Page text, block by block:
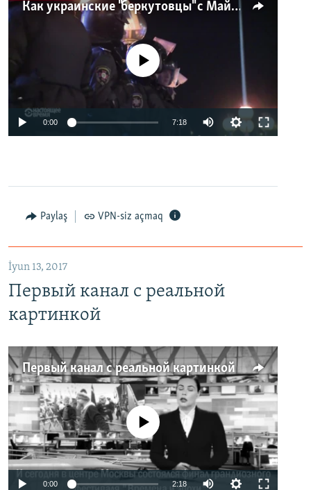
Как украинские "беркутовцы" с Майдана стали ОМОНом с Тверской
No media source currently available
0:00 7:18
Paylaş VPN-siz açmaq
İyun 13, 2017
Первый канал с реальной
картинкой
Первый канал с реальной картинкой
No media source currently available
0:00 2:18